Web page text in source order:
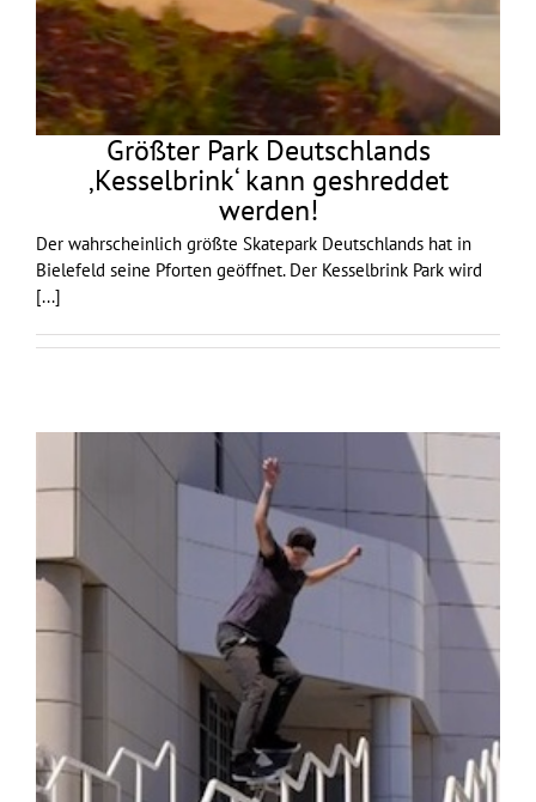
Größter Park Deutschlands
‚Kesselbrink‘ kann geshreddet
werden!
Der wahrscheinlich größte Skatepark Deutschlands hat in
Bielefeld seine Pforten geöffnet. Der Kesselbrink Park wird
[...]